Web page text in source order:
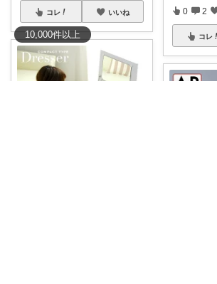
10,000件以上
コレ いいね 0 2
コレ